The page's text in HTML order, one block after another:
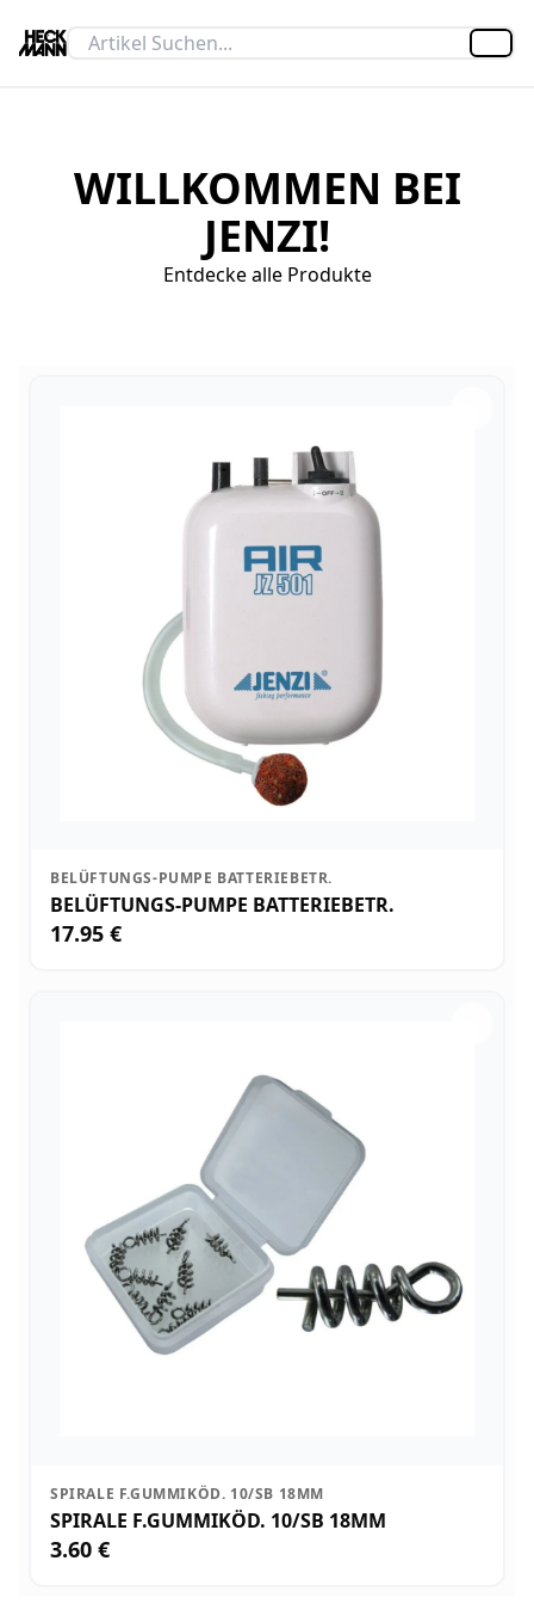
WILLKOMMEN BEI
JENZI!
Entdecke alle Produkte
BELÜFTUNGS-PUMPE BATTERIEBETR.
BELÜFTUNGS-PUMPE BATTERIEBETR.
17.95 €
SPIRALE F.GUMMIKÖD. 10/SB 18MM
SPIRALE F.GUMMIKÖD. 10/SB 18MM
3.60 €